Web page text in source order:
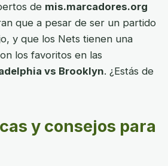
de mis.marcadores.org
que a pesar de ser un partido
y que los Nets tienen una
los favoritos en las
vs Brooklyn. ¿Estás de
y consejos para